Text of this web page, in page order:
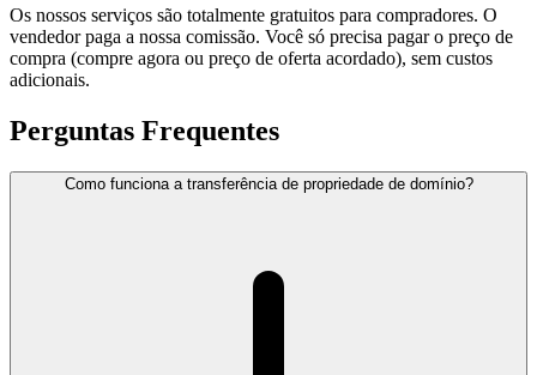
Os nossos serviços são totalmente gratuitos para compradores. O
vendedor paga a nossa comissão. Você só precisa pagar o preço de
compra (compre agora ou preço de oferta acordado), sem custos
adicionais.
Perguntas Frequentes
Como funciona a transferência de propriedade de domínio?